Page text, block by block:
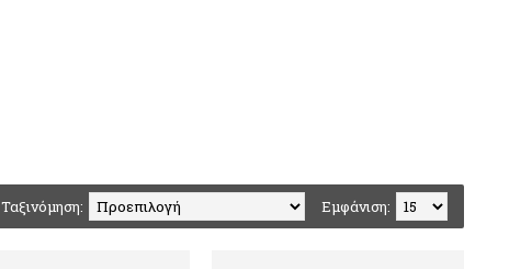
Εμφάνιση:
Ταξινόμηση: